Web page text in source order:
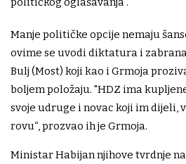
Manje političke opcije nemaju
ovime se uvodi diktatura i
Bulj (Most) koji kao i Grmoja
boljem položaju. "HDZ ima
svoje udruge i novac koji im dijeli,
rovu“, prozvao ih je Grmoja.
Ministar Habijan njihove tvrdnje